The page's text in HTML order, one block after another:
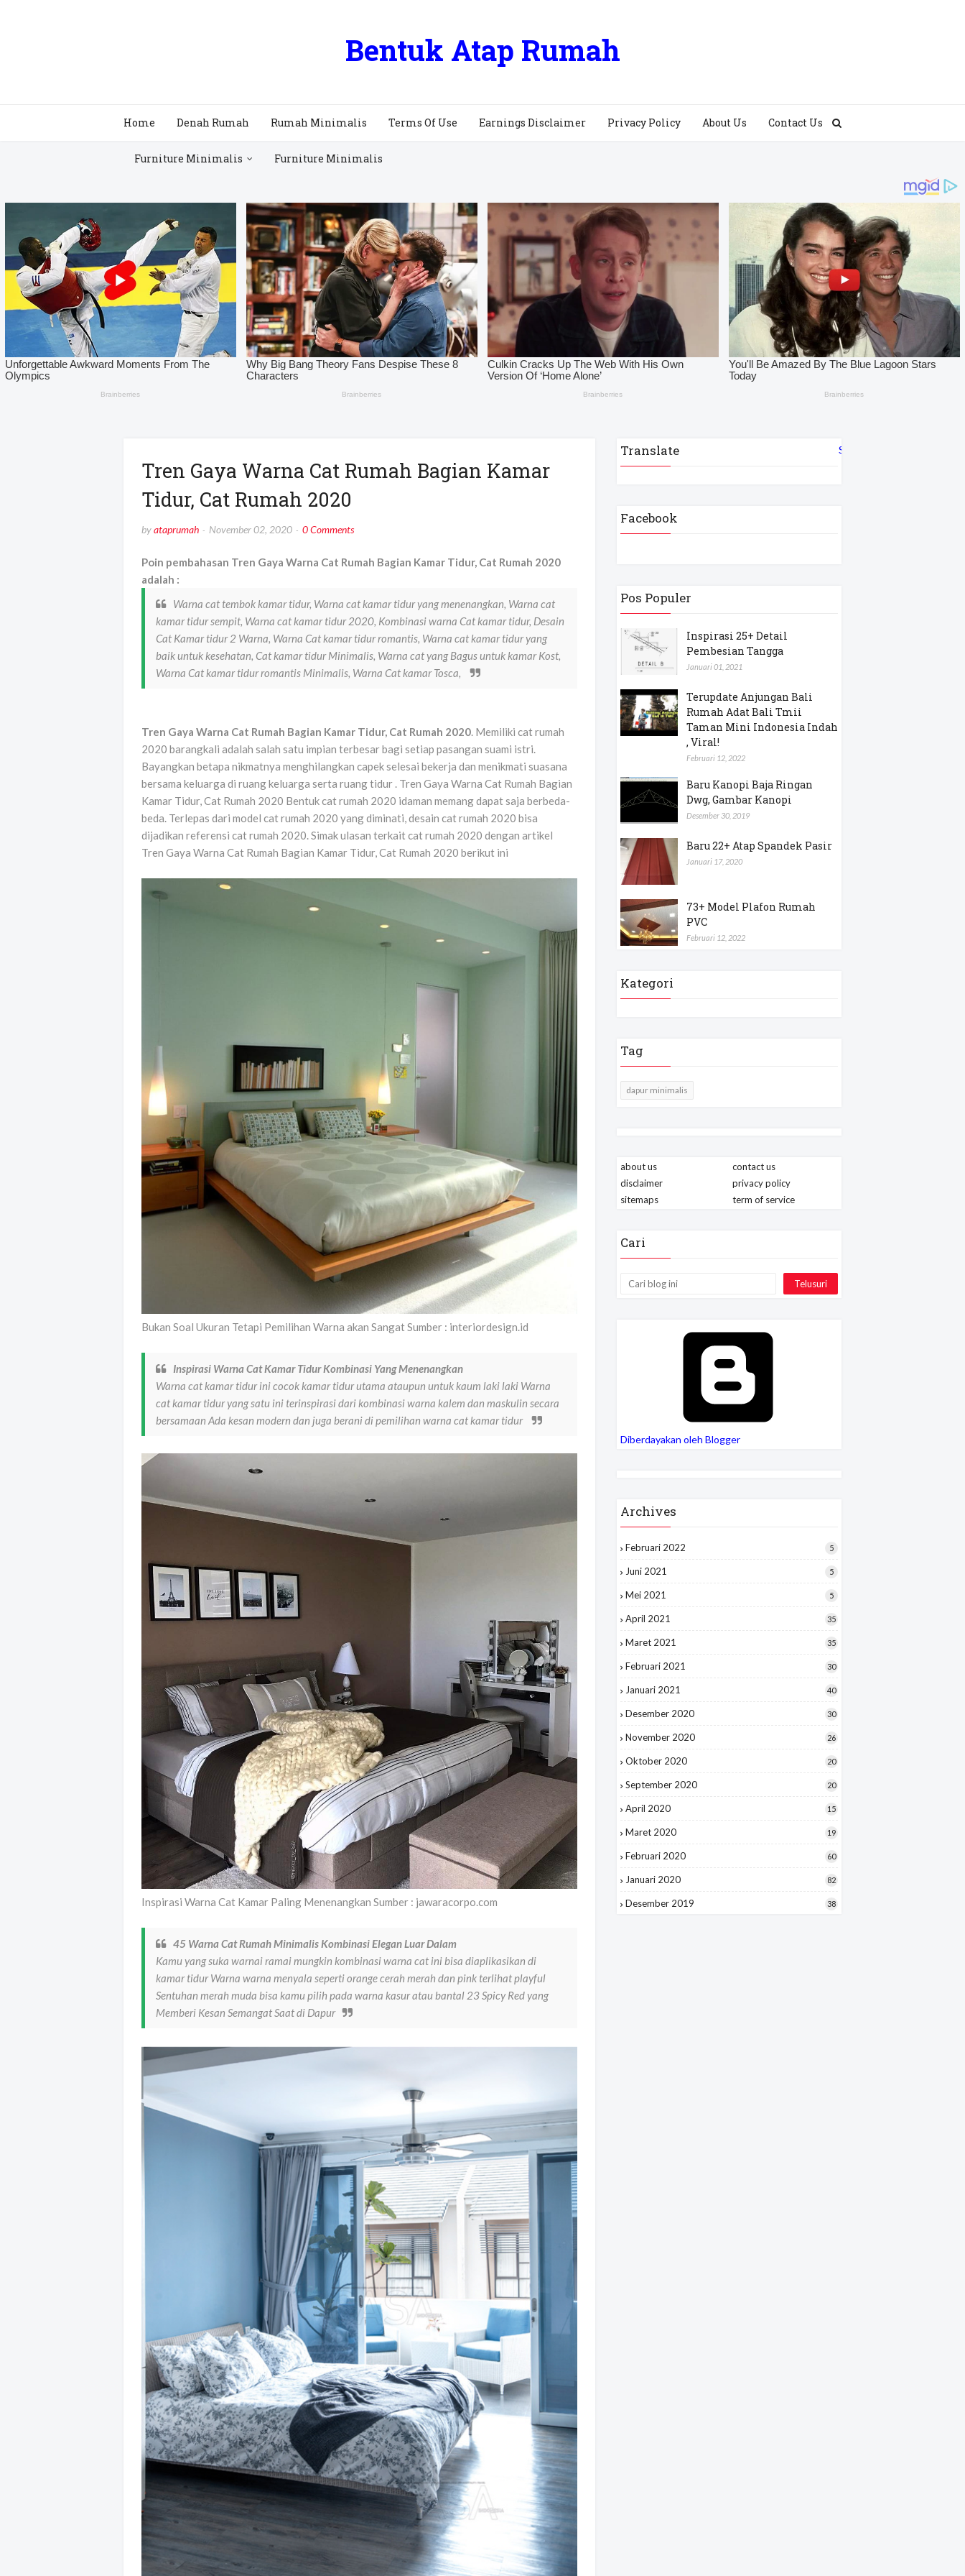
Bentuk Atap Rumah
Home Denah Rumah Rumah Minimalis Terms Of Use Earnings Disclaimer Privacy Policy About Us Contact Us
Furniture Minimalis Furniture Minimalis
Tren Gaya Warna Cat Rumah Bagian Kamar
Tidur, Cat Rumah 2020
byataprumah November 02, 2020 0 Comments
Poin pembahasan Tren Gaya Warna Cat Rumah Bagian Kamar Tidur, Cat Rumah 2020
adalah :
Warna cat tembok kamar tidur, Warna cat kamar tidur yang menenangkan, Warna cat
kamar tidur sempit, Warna cat kamar tidur 2020, Kombinasi warna Cat kamar tidur, Desain
Cat Kamar tidur 2 Warna, Warna Cat kamar tidur romantis, Warna cat kamar tidur yang
baik untuk kesehatan, Cat kamar tidur Minimalis, Warna cat yang Bagus untuk kamar Kost,
Warna Cat kamar tidur romantis Minimalis, Warna Cat kamar Tosca,
Tren Gaya Warna Cat Rumah Bagian Kamar Tidur, Cat Rumah 2020. Memiliki cat rumah
2020 barangkali adalah salah satu impian terbesar bagi setiap pasangan suami istri.
Bayangkan betapa nikmatnya menghilangkan capek selesai bekerja dan menikmati suasana
bersama keluarga di ruang keluarga serta ruang tidur . Tren Gaya Warna Cat Rumah Bagian
Kamar Tidur, Cat Rumah 2020 Bentuk cat rumah 2020 idaman memang dapat saja berbeda-
beda. Terlepas dari model cat rumah 2020 yang diminati, desain cat rumah 2020 bisa
dijadikan referensi cat rumah 2020. Simak ulasan terkait cat rumah 2020 dengan artikel
Tren Gaya Warna Cat Rumah Bagian Kamar Tidur, Cat Rumah 2020 berikut ini
Bukan Soal Ukuran Tetapi Pemilihan Warna akan Sangat Sumber : interiordesign.id
Inspirasi Warna Cat Kamar Tidur Kombinasi Yang Menenangkan
Warna cat kamar tidur ini cocok kamar tidur utama ataupun untuk kaum laki laki Warna
cat kamar tidur yang satu ini terinspirasi dari kombinasi warna kalem dan maskulin secara
bersamaan Ada kesan modern dan juga berani di pemilihan warna cat kamar tidur
Inspirasi Warna Cat Kamar Paling Menenangkan Sumber : jawaracorpo.com
45 Warna Cat Rumah Minimalis Kombinasi Elegan Luar Dalam
Kamu yang suka warnai ramai mungkin kombinasi warna cat ini bisa diaplikasikan di
kamar tidur Warna warna menyala seperti orange cerah merah dan pink terlihat playful
Sentuhan merah muda bisa kamu pilih pada warna kasur atau bantal 23 Spicy Red yang
Memberi Kesan Semangat Saat di Dapur
Translate Select Language
Facebook
Pos Populer
Inspirasi 25+ Detail
Pembesian Tangga
Januari 01, 2021
Terupdate Anjungan Bali
Rumah Adat Bali Tmii
Taman Mini Indonesia Indah
, Viral!
Februari 12, 2022
Baru Kanopi Baja Ringan
Dwg, Gambar Kanopi
Desember 30, 2019
Baru 22+ Atap Spandek Pasir
Januari 17, 2020
73+ Model Plafon Rumah
PVC
Februari 12, 2022
Kategori
Tag
dapur minimalis
about us
contact us
disclaimer
privacy policy
sitemaps
term of service
Cari
Diberdayakan oleh Blogger
Archives
Februari 2022 5
Juni 2021 5
Mei 2021 5
April 2021 35
Maret 2021 35
Februari 2021 30
Januari 2021 40
Desember 2020 30
November 2020 26
Oktober 2020 20
September 2020 20
April 2020 15
Maret 2020 19
Februari 2020 60
Januari 2020 82
Desember 2019 38